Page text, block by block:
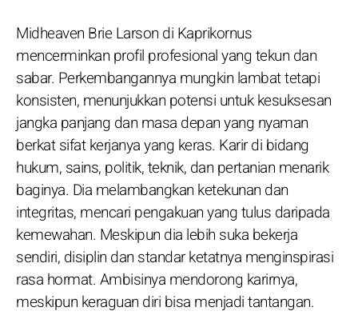
Midheaven Brie Larson di Kaprikornus
mencerminkan profil profesional yang tekun dan
sabar. Perkembangannya mungkin lambat tetapi
konsisten, menunjukkan potensi untuk kesuksesan
jangka panjang dan masa depan yang nyaman
berkat sifat kerjanya yang keras. Karir di bidang
hukum, sains, politik, teknik, dan pertanian menarik
baginya. Dia melambangkan ketekunan dan
integritas, mencari pengakuan yang tulus daripada
kemewahan. Meskipun dia lebih suka bekerja
sendiri, disiplin dan standar ketatnya menginspirasi
rasa hormat. Ambisinya mendorong karirnya,
meskipun keraguan diri bisa menjadi tantangan.